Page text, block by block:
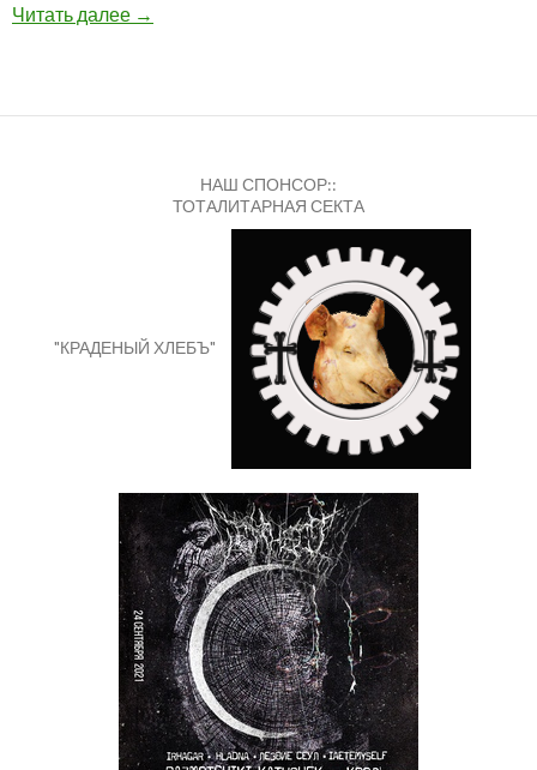
Читать далее Свободный вход | Soundbar Banka | 4 октября
→
НАШ СПОНСОР::
ТОТАЛИТАРНАЯ СЕКТА
"КРАДЕНЫЙ ХЛЕБЪ"